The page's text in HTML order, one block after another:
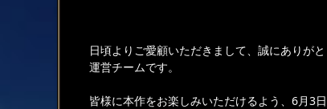
日頃よりご愛顧いただきまして、誠にありがと
運営チームです。
皆様に本作をお楽しみいただけるよう、6月3